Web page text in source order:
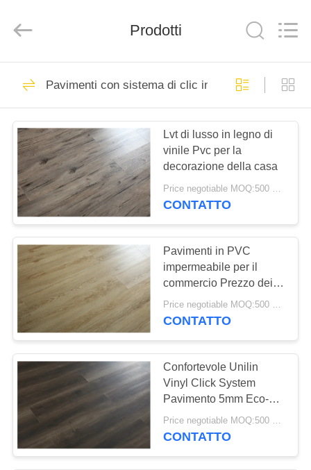
CASA.
PRODOTTI
SPETTACOLO
VR
SU
DI
NOI
VISITA
ALLA
FABBRICA
CONTROLLO
DELLA
QUALITÀ
CO.,LTD.
Pavimenti in PVC
flessibili
pavimentazione di
lusso delle
mattonelle del vinile
18
pavimenti in pvc
omogenei
Prodotti
Pavimenti con sistema di clic in vinile
Lvt di lusso in legno di
vinile Pvc per la
decorazione della casa
Price negotiable MOQ:500 metri quadrati
CONTATTO
Pavimenti in PVC
impermeabile per il
commercio Prezzo dei
pavimenti in legno per
vari luoghi
Price negotiable MOQ:500 metri quadrati
CONTATTO
Confortevole Unilin
Vinyl Click System
Pavimento 5mm Eco-
friendly
Price negotiable MOQ:500 metri quadrati
CONTATTO